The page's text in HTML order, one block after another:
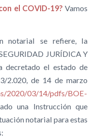
el COVID-19? Vamos
notarial se refiere, la
JURÍDICA Y
decretado el estado de
2.020, de 14 de marzo
2020/03/14/pdfs/BOE-
una Instrucción que
notarial para estas